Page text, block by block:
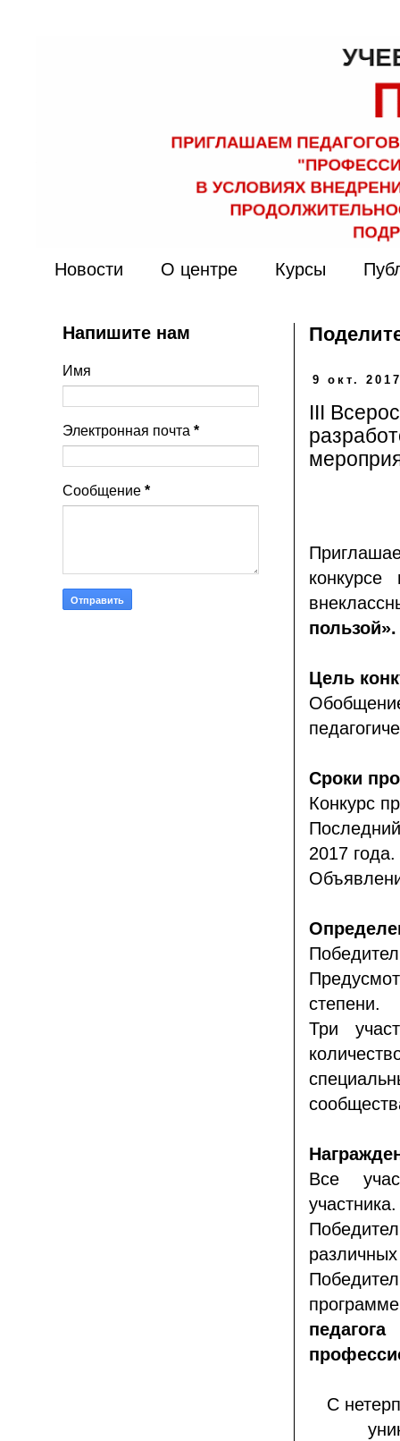
Новости О центре Курсы
9 окт.
III
конкурсе
пользой».
Цель
Сроки
Конкурс
2017 года.
степени.
Три
Все
участника.
С
Напишите нам
Имя
Электронная почта *
Сообщение *